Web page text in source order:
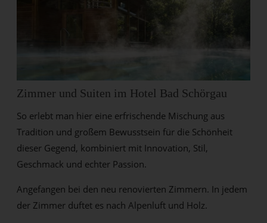
Zimmer und Suiten im Hotel Bad Schörgau
So erlebt man hier eine erfrischende Mischung aus
Tradition und großem Bewusstsein für die Schönheit
dieser Gegend, kombiniert mit Innovation, Stil,
Geschmack und echter Passion.
Angefangen bei den neu renovierten Zimmern. In jedem
der Zimmer duftet es nach Alpenluft und Holz.